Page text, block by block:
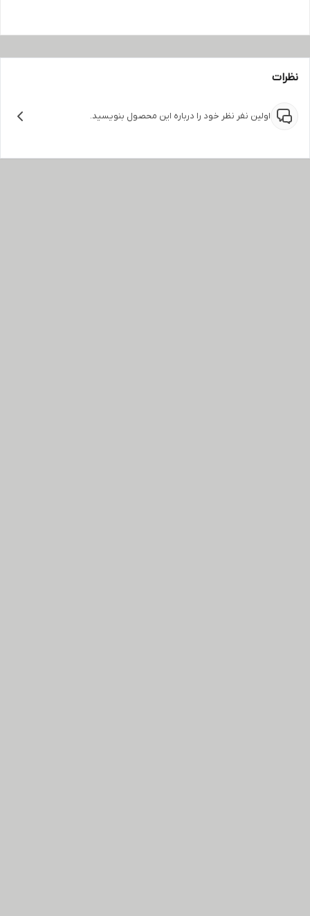
نظرات
اولین نفر نظر خود را درباره این محصول بنویسید.